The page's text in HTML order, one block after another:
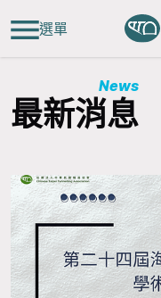
選單
News
最新消息